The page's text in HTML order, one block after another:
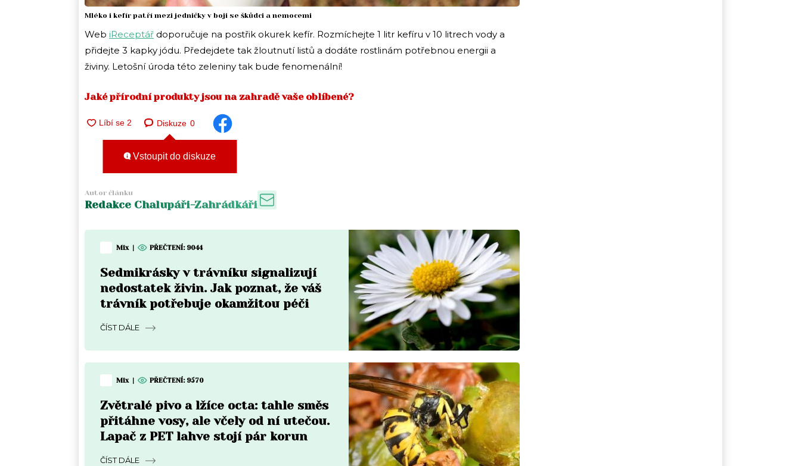
Mléko i kefír patří mezi jedničky v boji se škůdci a nemocemi
Web iReceptář doporučuje na postřik okurek kefír. Rozmíchejte 1 litr kefíru v 10 litrech vody a
přidejte 3 kapky jódu. Předejdete tak žloutnutí listů a dodáte rostlinám potřebnou energii a
živiny. Letošní úroda této zeleniny tak bude fenomenální!
Jaké přírodní produkty jsou na zahradě vaše oblíbené?
Diskuze 0
Vstoupit do diskuze
Autor článku
Redakce Chalupáři-Zahrádkáři
Mix | PŘEČTENÍ: 9044
Sedmikrásky v trávníku signalizují
nedostatek živin. Jak poznat, že váš
trávník potřebuje okamžitou péči
ČÍST DÁLE
Mix | PŘEČTENÍ: 9570
Zvětralé pivo a lžíce octa: tahle směs
přitáhne vosy, ale včely od ní utečou.
Lapač z PET lahve stojí pár korun
ČÍST DÁLE